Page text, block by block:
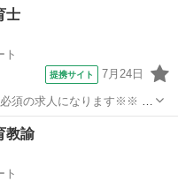
方も大丈夫です◎ 【園
士
ト
提携サイト 7月24日
須の求人になります※※ 保
お任せします！
■在園児数：59名(6月現
教諭
ト